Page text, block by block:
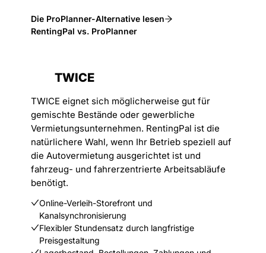
Die ProPlanner-Alternative lesen
RentingPal vs. ProPlanner
TWICE
TWICE eignet sich möglicherweise gut für
gemischte Bestände oder gewerbliche
Vermietungsunternehmen. RentingPal ist die
natürlichere Wahl, wenn Ihr Betrieb speziell auf
die Autovermietung ausgerichtet ist und
fahrzeug- und fahrerzentrierte Arbeitsabläufe
benötigt.
Online-Verleih-Storefront und
Kanalsynchronisierung
Flexibler Stundensatz durch langfristige
Preisgestaltung